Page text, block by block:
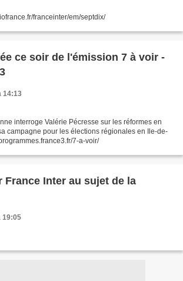
franceinter/em/septdix/
ce soir de l'émission 7 à voir -
14:13
interroge Valérie Pécresse sur les réformes en
campagne pour les élections régionales en Ile-de-
7-a-voir/
France Inter au sujet de la
19:05